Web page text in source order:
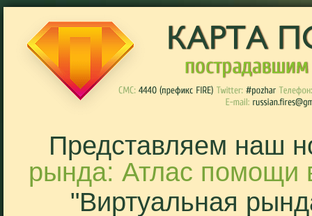
Представляем наш
рында: Атлас помощи
"Виртуальная